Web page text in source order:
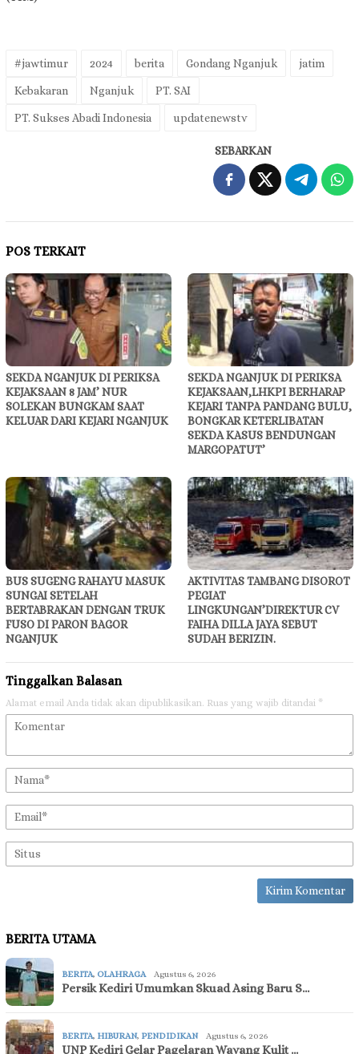
#jawtimur 2024 berita Gondang Nganjuk jatim
Kebakaran Nganjuk PT. SAI
PT. Sukses Abadi Indonesia updatenewstv
SEBARKAN
POS TERKAIT
SEKDA NGANJUK DI PERIKSA
KEJAKSAAN 8 JAM’ NUR
SOLEKAN BUNGKAM SAAT
KELUAR DARI KEJARI NGANJUK
SEKDA NGANJUK DI PERIKSA
KEJAKSAAN,LHKPI BERHARAP
KEJARI TANPA PANDANG BULU,
BONGKAR KETERLIBATAN
SEKDA KASUS BENDUNGAN
MARGOPATUT’
BUS SUGENG RAHAYU MASUK
SUNGAI SETELAH
BERTABRAKAN DENGAN TRUK
FUSO DI PARON BAGOR
NGANJUK
AKTIVITAS TAMBANG DISOROT
PEGIAT
LINGKUNGAN’DIREKTUR CV
FAIHA DILLA JAYA SEBUT
SUDAH BERIZIN.
Tinggalkan Balasan
Alamat email Anda tidak akan dipublikasikan. Ruas yang wajib ditandai *
BERITA UTAMA
BERITA, OLAHRAGA Agustus 6, 2026
Persik Kediri Umumkan Skuad Asing Baru S…
BERITA, HIBURAN, PENDIDIKAN Agustus 6, 2026
UNP Kediri Gelar Pagelaran Wayang Kulit …